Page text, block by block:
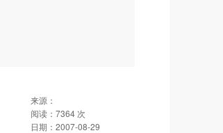
来源：
阅读： 7364 次
日期： 2007-08-29